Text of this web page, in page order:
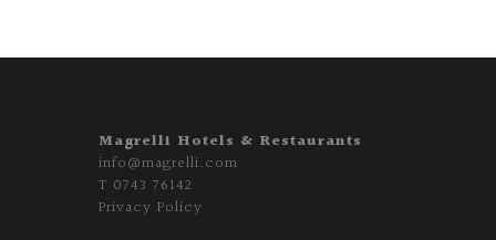
Magrelli Hotels & Restaurants
info@magrelli.com
T 0743 76142
Privacy Policy